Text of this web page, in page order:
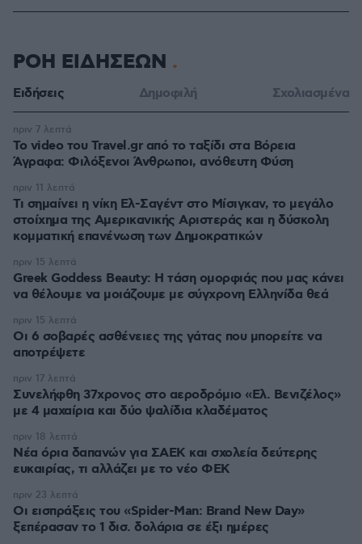
ΡΟΗ ΕΙΔΗΣΕΩΝ
Ειδήσεις Δημοφιλή Σχολιασμένα
To video του Travel.gr από το ταξίδι στα Βόρεια
Άγραφα: Φιλόξενοι Άνθρωποι, ανόθευτη Φύση
πριν 7 λεπτά
Τι σημαίνει η νίκη Ελ-Σαγέντ στο Μίσιγκαν, το μεγάλο
στοίχημα της Aμερικανικής Αριστεράς και η δύσκολη
κομματική επανένωση των Δημοκρατικών
πριν 11 λεπτά
Greek Goddess Beauty: Η τάση ομορφιάς που μας κάνει
να θέλουμε να μοιάζουμε με σύγχρονη Ελληνίδα θεά
πριν 15 λεπτά
Οι 6 σοβαρές ασθένειες της γάτας που μπορείτε να
αποτρέψετε
πριν 15 λεπτά
Συνελήφθη 37χρονος στο αεροδρόμιο «Ελ. Βενιζέλος»
με 4 μαχαίρια και δύο ψαλίδια κλαδέματος
πριν 17 λεπτά
Νέα όρια δαπανών για ΣΑΕΚ και σχολεία δεύτερης
ευκαιρίας, τι αλλάζει με το νέο ΦΕΚ
πριν 18 λεπτά
Οι εισπράξεις του «Spider-Man: Brand New Day»
ξεπέρασαν το 1 δισ. δολάρια σε έξι ημέρες
πριν 23 λεπτά